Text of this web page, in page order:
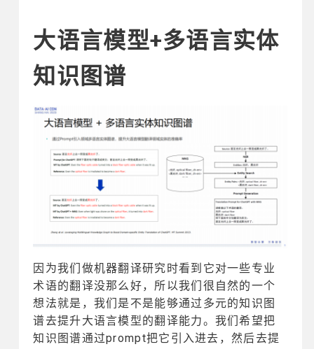
大语言模型+多语言实体
知识图谱
因为我们做机器翻译研究时看到它对一些专业
术语的翻译没那么好，所以我们很自然的一个
想法就是，我们是不是能够通过多元的知识图
谱去提升大语言模型的翻译能力。我们希望把
知识图谱通过prompt把它引入进去，然后去提